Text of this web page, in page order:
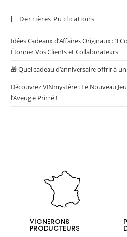
Dernières Publications
Idées Cadeaux d’Affaires Originaux : 3
Étonner Vos Clients et Collaborateurs
🎁 Quel cadeau d’anniversaire offrir à
Découvrez VINmystère : Le Nouveau
l’Aveugle Primé !
VIGNERONS
PRODUCTEURS